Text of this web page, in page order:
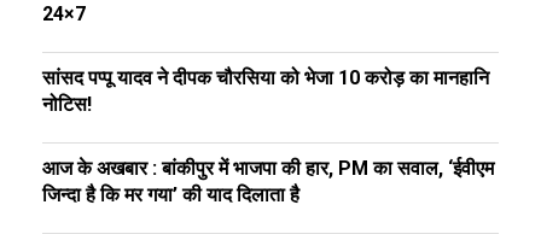
24×7
सांसद पप्पू यादव ने दीपक चौरसिया को भेजा ₹10 करोड़ का मानहानि
नोटिस!
आज के अखबार : बांकीपुर में भाजपा की हार, PM का सवाल, ‘ईवीएम
जिन्दा है कि मर गया’ की याद दिलाता है